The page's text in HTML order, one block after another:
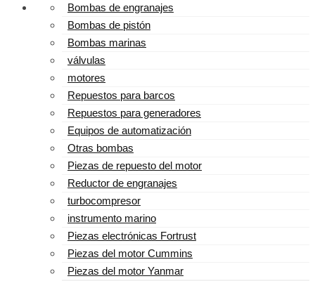
Bombas de engranajes
Bombas de pistón
Bombas marinas
válvulas
motores
Repuestos para barcos
Repuestos para generadores
Equipos de automatización
Otras bombas
Piezas de repuesto del motor
Reductor de engranajes
turbocompresor
instrumento marino
Piezas electrónicas Fortrust
Piezas del motor Cummins
Piezas del motor Yanmar